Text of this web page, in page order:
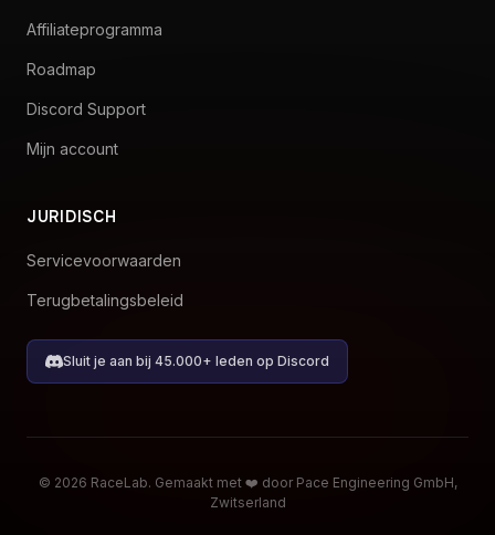
Affiliateprogramma
Roadmap
Discord Support
Mijn account
JURIDISCH
Servicevoorwaarden
Terugbetalingsbeleid
Sluit je aan bij 45.000+ leden op Discord
© 2026 RaceLab. Gemaakt met ❤️ door Pace Engineering GmbH,
Zwitserland